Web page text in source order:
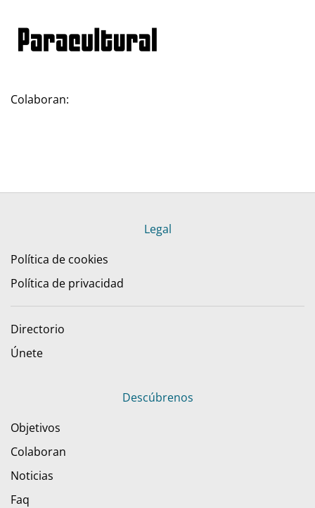
Colaboran:
Legal
Política de cookies
Política de privacidad
Directorio
Únete
Descúbrenos
Objetivos
Colaboran
Noticias
Faq